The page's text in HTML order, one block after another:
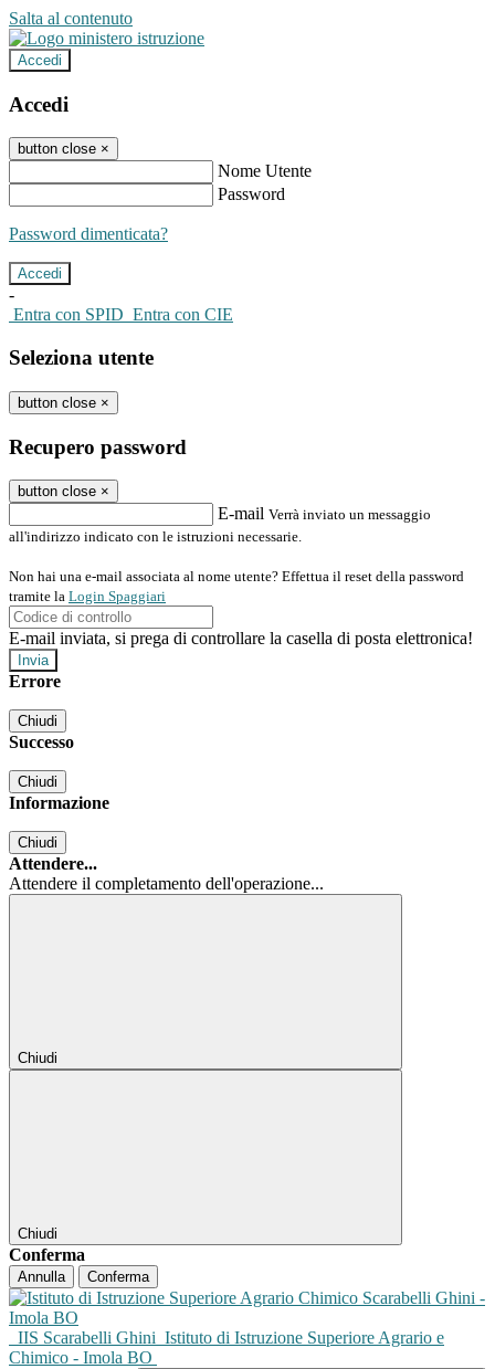
Salta al contenuto
Accedi
Accedi
button close ×
Nome Utente
Password
Password dimenticata?
-
Entra con SPID Entra con CIE
Seleziona utente
button close ×
Recupero password
button close ×
E-mail Verrà inviato un messaggio
all'indirizzo indicato con le istruzioni necessarie.
Non hai una e-mail associata al nome utente? Effettua il reset della password
tramite la Login Spaggiari
E-mail inviata, si prega di controllare la casella di posta elettronica!
Errore
Chiudi
Successo
Chiudi
Informazione
Chiudi
Attendere...
Attendere il completamento dell'operazione...
Chiudi
Chiudi
Conferma
Annulla Conferma
IIS Scarabelli Ghini Istituto di Istruzione Superiore Agrario e
Chimico - Imola BO